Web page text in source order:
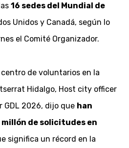
16 sedes del Mundial de
Unidos y Canadá, según lo
el Comité Organizador.
de voluntarios en la
Hidalgo, Host city officer
GDL 2026, dijo que han
de solicitudes en
significa un récord en la